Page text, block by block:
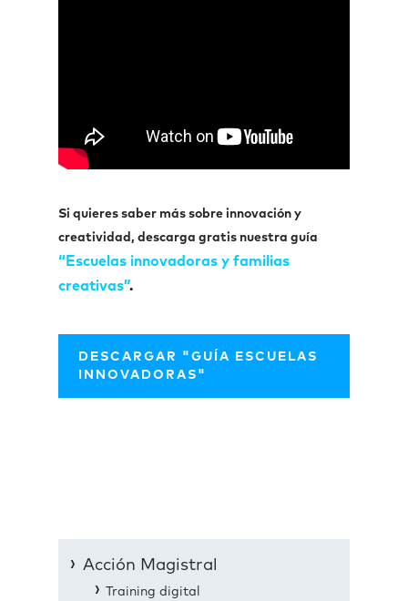
Si quieres saber más sobre innovación y
creatividad, descarga gratis nuestra guía
“Escuelas innovadoras y familias
creativas”.
DESCARGAR "GUÍA ESCUELAS
INNOVADORAS"
Acción Magistral
Training digital